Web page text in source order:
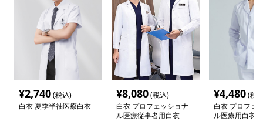
¥2,740(税込)
白衣 夏季半袖医療白衣
¥8,080(税込)
白衣 プロフェッショナ
ル医療従事者用白衣
¥4,480(税
白衣 プロフェ
ル医療用白衣